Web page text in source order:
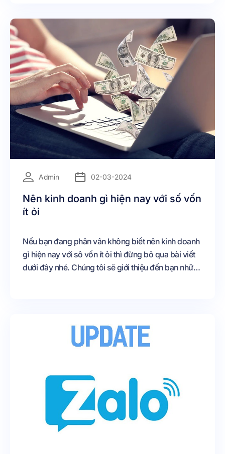
Admin 02-03-2024
Nên kinh doanh gì hiện nay với số vốn
ít ỏi
Nếu bạn đang phân vân không biết nên kinh doanh
gì hiện nay với sô vốn ít ỏi thì đừng bỏ qua bài viết
dưới đây nhé. Chúng tôi sẽ giới thiệu đến bạn những